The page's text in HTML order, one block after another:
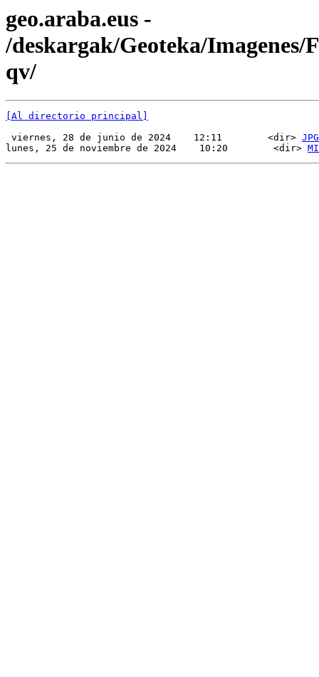
geo.araba.eus -
/deskargak/Geoteka/Imagenes/
qv/
[Al directorio principal]
viernes, 28 de junio de 2024    12:11        <dir> JPG
lunes, 25 de noviembre de 2024    10:20        <dir>